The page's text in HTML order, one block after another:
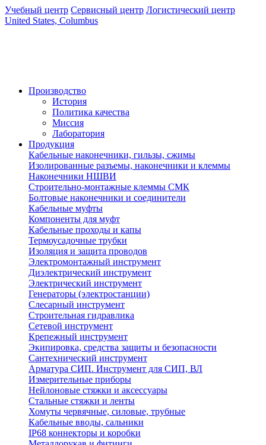
Учебный центр Сервисный центр Логистический центр
United States, Columbus
Производство
История
Политика качества
Миссия
Лаборатория
Продукция
Кабельные наконечники, гильзы, сжимы
Изолированные разъемы, наконечники и клеммы
Наконечники НШВИ
Строительно-монтажные клеммы СМК
Болтовые наконечники и соединители
Кабельные муфты
Компоненты для муфт
Кабельные проходы и капы
Термоусадочные трубки
Изоляция и защита проводов
Электромонтажный инструмент
Диэлектрический инструмент
Электрический инструмент
Генераторы (электростанции)
Слесарный инструмент
Строительная гидравлика
Сетевой инструмент
Крепежный инструмент
Экипировка, средства защиты и безопасности
Сантехнический инструмент
Арматура СИП. Инструмент для СИП, ВЛ
Измерительные приборы
Нейлоновые стяжки и аксессуары
Стальные стяжки и ленты
Хомуты червячные, силовые, трубные
Кабельные вводы, сальники
IP68 коннекторы и коробки